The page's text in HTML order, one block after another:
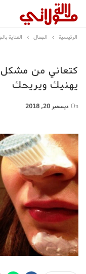
الرئيسية الجمال العناية
كتعاني من
يهنيك ويريحك
On ديسمبر 20, 2018